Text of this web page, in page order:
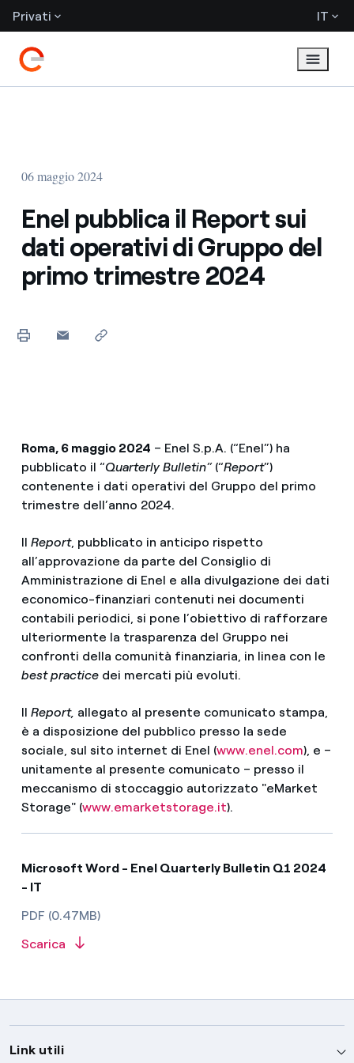
Privati IT
06 maggio 2024
Enel pubblica il Report sui
dati operativi di Gruppo del
primo trimestre 2024
Roma, 6 maggio 2024 – Enel S.p.A. (“Enel”) ha
pubblicato il “Quarterly Bulletin”(“Report”)
contenente i dati operativi del Gruppo del primo
trimestre dell’anno 2024.
Il Report, pubblicato in anticipo rispetto
all’approvazione da parte del Consiglio di
Amministrazione di Enel e alla divulgazione dei dati
economico-finanziari contenuti nei documenti
contabili periodici, si pone l’obiettivo di rafforzare
ulteriormente la trasparenza del Gruppo nei
confronti della comunità finanziaria, in linea con le
best practicedei mercati più evoluti.
Il Report, allegato al presente comunicato stampa,
è a disposizione del pubblico presso la sede
sociale, sul sito internet di Enel (www.enel.com), e –
unitamente al presente comunicato – presso il
meccanismo di stoccaggio autorizzato "eMarket
Storage" (www.emarketstorage.it).
Microsoft Word - Enel Quarterly Bulletin Q1 2024
- IT
PDF (0.47MB)
Scarica
Link utili